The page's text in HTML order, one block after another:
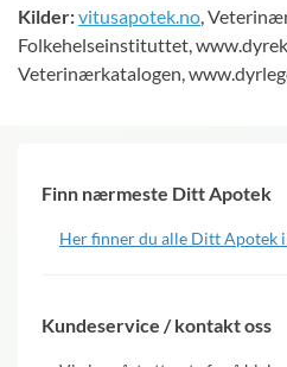
Kilder:vitusapotek.no ,
Folkehelseinstituttet,
Veterinærkatalogen,
Finn nærmeste Ditt Apotek
Her finner du alle Ditt Apotek
Kundeservice / kontakt oss